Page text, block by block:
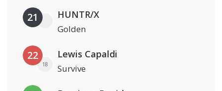
21 HUNTR/X
Golden
22
18
Lewis Capaldi
Survive